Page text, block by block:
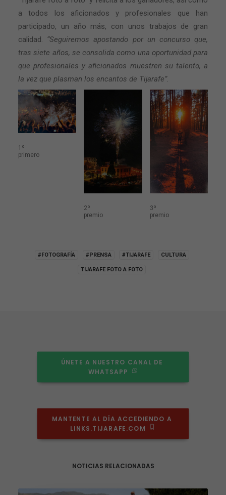
a todos los aficionados y profesionales que han
participado, un año más, con unos trabajos de gran
calidad. “Seguiremos apostando por un concurso que,
tras siete años, se consolida como una oportunidad para
que profesionales y aficionados muestren su talento, a
la vez que plasman los encantos de Tijarafe”.
1º
primero
2º
premio
3º
premio
#FOTOGRAFÍA #PRENSA #TIJARAFE CULTURA
TIJARAFE FOTO A FOTO
ÚNETE A NUESTRO CANAL DE
WHATSAPP
MANTENTE AL DÍA ACCEDIENDO A
LINKS.TIJARAFE.COM
NOTICIAS RELACIONADAS
son
necesarias